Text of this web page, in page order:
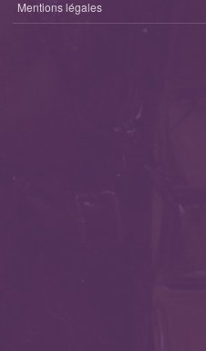
Mentions légales